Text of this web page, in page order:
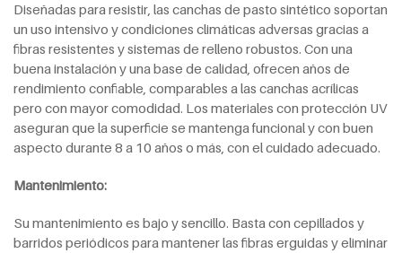
Diseñadas para resistir, las canchas de pasto sintético soportan
un uso intensivo y condiciones climáticas adversas gracias a
fibras resistentes y sistemas de relleno robustos. Con una
buena instalación y una base de calidad, ofrecen años de
rendimiento confiable, comparables a las canchas acrílicas
pero con mayor comodidad. Los materiales con protección UV
aseguran que la superficie se mantenga funcional y con buen
aspecto durante 8 a 10 años o más, con el cuidado adecuado.
Mantenimiento:
Su mantenimiento es bajo y sencillo. Basta con cepillados y
barridos periódicos para mantener las fibras erguidas y eliminar